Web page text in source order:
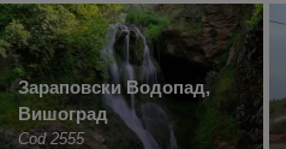
Зараповски Водопад,
Вишоград
Cod 2555